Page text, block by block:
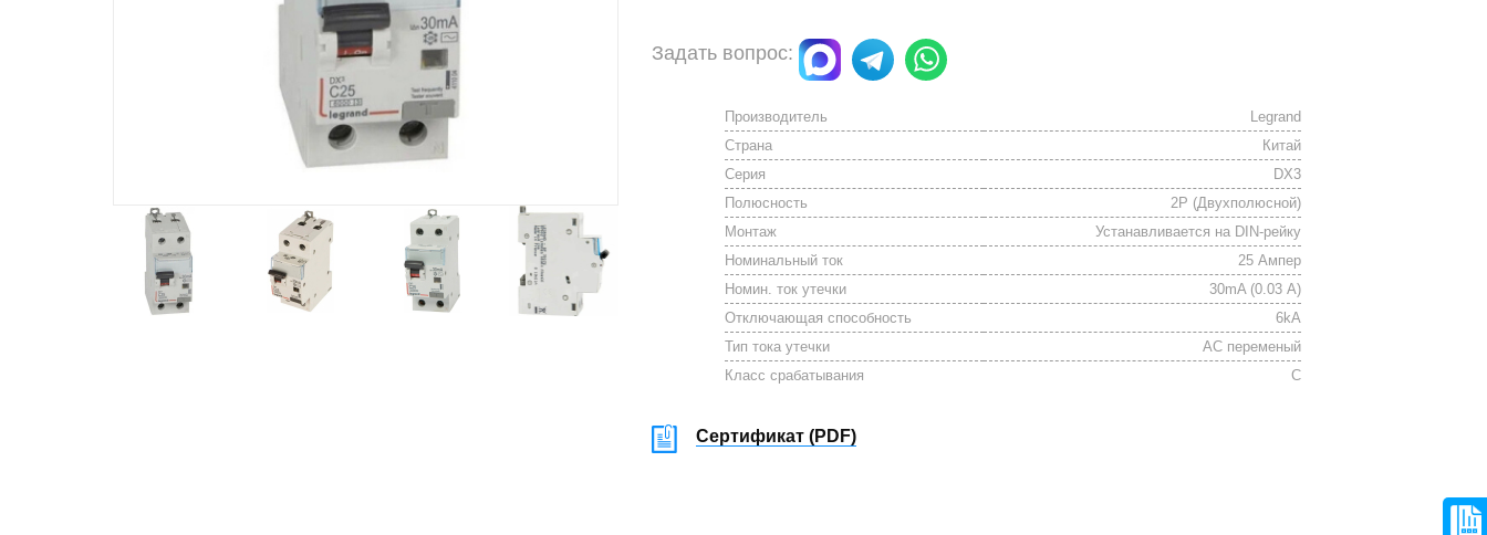
Задать вопрос:
Производитель
Legrand
Страна
Китай
Серия
DX3
Полюсность
2P (Двухполюсной)
Монтаж
Устанавливается на DIN-рейку
Номинальный ток
25 Ампер
Номин. ток утечки
30mA (0.03 А)
Отключающая способность
6kА
Тип тока утечки
АС переменый
Класс срабатывания
C
Сертификат (PDF)